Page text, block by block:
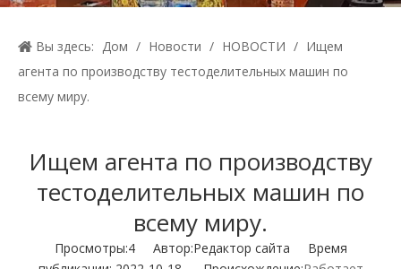
Вы здесь: Дом / Новости / НОВОСТИ / Ищем
агента по производству тестоделительных машин по
всему миру.
Ищем агента по производству
тестоделительных машин по
всему миру.
Просмотры:4Автор:Pедактор сайта Время